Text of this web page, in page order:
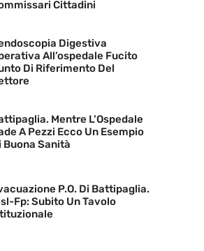
Cittadini
Digestiva
All’ospedale Fucito
Di Riferimento Del
Mentre L’Ospedale
A Pezzi Ecco Un Esempio
Buona Sanità
P.O. Di Battipaglia.
Fp: Subito Un Tavolo